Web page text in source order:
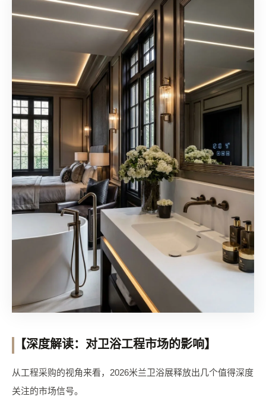
【深度解读：对卫浴工程市场的影响】
从工程采购的视角来看，2026米兰卫浴展释放出几个值得深度
关注的市场信号。